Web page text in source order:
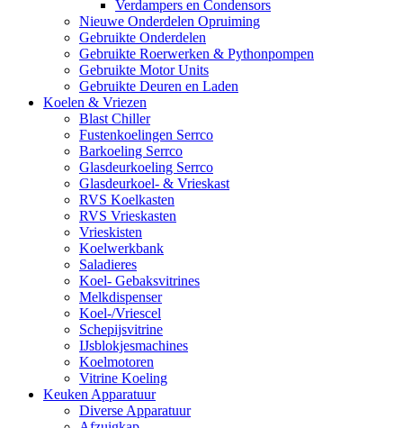
Verdampers en Condensors
Nieuwe Onderdelen Opruiming
Gebruikte Onderdelen
Gebruikte Roerwerken & Pythonpompen
Gebruikte Motor Units
Gebruikte Deuren en Laden
Koelen & Vriezen
Blast Chiller
Fustenkoelingen Serrco
Barkoeling Serrco
Glasdeurkoeling Serrco
Glasdeurkoel- & Vrieskast
RVS Koelkasten
RVS Vrieskasten
Vrieskisten
Koelwerkbank
Saladieres
Koel- Gebaksvitrines
Melkdispenser
Koel-/Vriescel
Schepijsvitrine
IJsblokjesmachines
Koelmotoren
Vitrine Koeling
Keuken Apparatuur
Diverse Apparatuur